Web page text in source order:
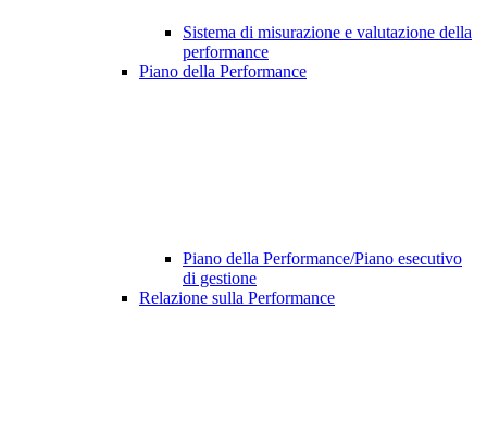
Sistema di misurazione e valutazione della
performance
Piano della Performance
Piano della Performance/Piano esecutivo
di gestione
Relazione sulla Performance